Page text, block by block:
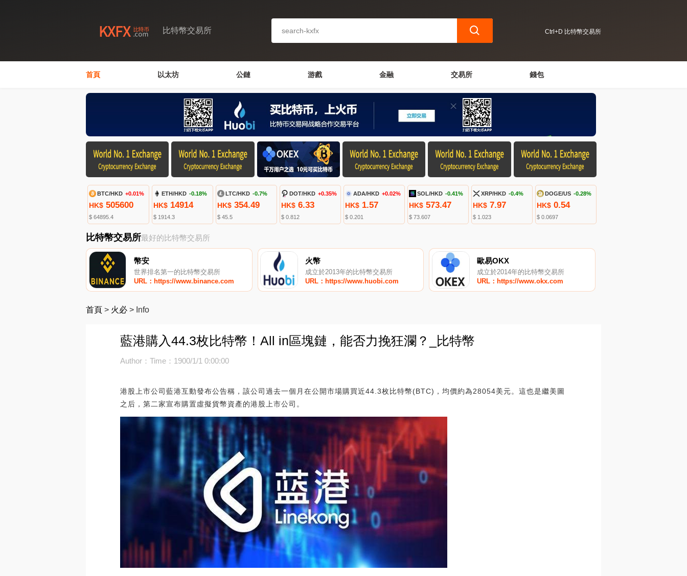
比特幣交易所 Ctrl+D 比特幣交易所
首頁 以太坊 公鏈 游戲 金融 交易所 錢包
BTC/HKD +0.01%
HK$ 505600
$ 64895.4
ETH/HKD -0.18%
HK$14914
$ 1914.3
LTC/HKD -0.7%
HK$354.49
$ 45.5
DOT/HKD +0.35%
HK$6.33
$ 0.812
ADA/HKD +0.02%
HK$1.57
$ 0.201
SOL/HKD -0.41%
HK$ 573.47
$ 73.607
XRP/HKD -0.4%
HK$ 7.97
$ 1.023
DOGE/US -0.28%
HK$ 0.54
$ 0.0697
比特幣交易所最好的比特幣交易所
幣安
世界排名第一的比特幣交易所
URL：https://www.binance.com
火幣
成立於2013年的比特幣交易所
URL：https://www.huobi.com
歐易OKX
成立於2014年的比特幣交易所
URL：https://www.okx.com
首頁 > 火必 > Info
藍港購入44.3枚比特幣！All in區塊鏈，能否力挽狂瀾？_比特幣
Author：Time：1900/1/1 0:00:00
港股上市公司藍港互動發布公告稱，該公司過去一個月在公開市場購買近44.3枚比特幣(BTC)，均價約為28054美元。這也是繼美圖
之后，第二家宣布購置虛擬貨幣資產的港股上市公司。